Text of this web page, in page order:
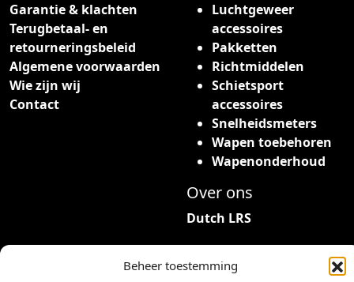
Beheer toestemming
Garantie & klachten
Terugbetaal- en
retourneringsbeleid
Algemene voorwaarden
Wie zijn wij
Contact
Luchtgeweer
accessoires
Pakketten
Richtmiddelen
Schietsport
accessoires
Snelheidsmeters
Wapen toebehoren
Wapenonderhoud
Over ons
Dutch LRS
Adres: Hambeukerboord
35